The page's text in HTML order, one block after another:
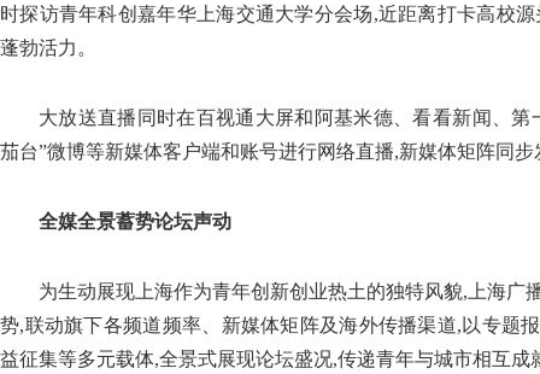
时探访青年科创嘉年华上海交通大学分会场,近距离打卡高校
蓬勃活力。
大放送直播同时在百视通大屏和阿基米德、看看新闻、第
茄台”微博等新媒体客户端和账号进行网络直播,新媒体矩阵同
全媒全景蓄势论坛声动
为生动展现上海作为青年创新创业热土的独特风貌,上海广
势,联动旗下各频道频率、新媒体矩阵及海外传播渠道,以专题
益征集等多元载体,全景式展现论坛盛况,传递青年与城市相互成